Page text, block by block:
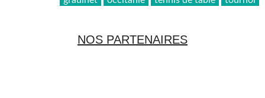
NOS PARTENAIRES